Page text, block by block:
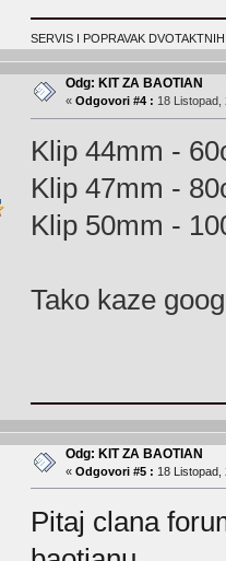
SERVIS I POPRAVAK
Odg: KIT ZA BAOTIAN
« Odgovori #4 : 18 Listopad,
Klip 44mm -
Klip 47mm -
Klip 50mm -
Tako kaze
Odg: KIT ZA BAOTIAN
« Odgovori #5 : 18 Listopad,
Pitaj clana